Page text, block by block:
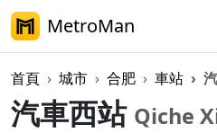
MetroMan
首頁 城市 合肥 車站
汽車西站 Qiche